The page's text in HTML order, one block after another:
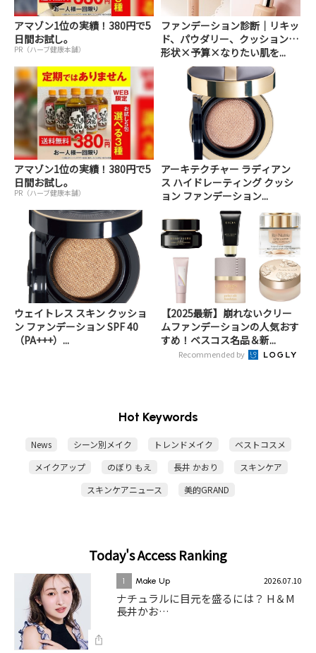
アマゾン1位の実績！380円で5
日間お試し。
PR（ハーブ健康本舗）
ファンデーション診断｜リキッ
ド、パウダリー、クッション…
形状×予算×なりたい肌を...
アマゾン1位の実績！380円で5
日間お試し。
PR（ハーブ健康本舗）
アーキテクチャー ラディアン
ス ハイドレーティング クッシ
ョン ファンデーション...
ウェイトレス スキン クッショ
ン ファンデーション SPF 40
（PA+++）...
【2025最新】崩れないクリー
ムファンデーションの人気おす
すめ！ベスコス名品＆新...
Recommended by
Hot Keywords
News シーン別メイク トレンドメイク
ベストコスメ
メイクアップ
のぼり もえ 長井 かおり
スキンケア
スキンケアニュース
美的GRAND
Today's Access Ranking
1 Make Up 2026.07.10
ナチュラルに目元を盛るには？ H＆M
長井かお…